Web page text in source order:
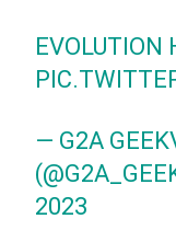
EVOLUTION
— G2A
2023